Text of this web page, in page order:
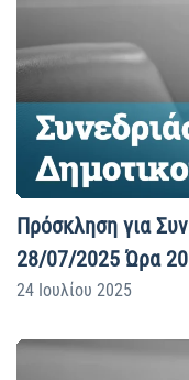
Πρόσκληση για
28/07/2025 Ώρα
24 Ιουλίου 2025